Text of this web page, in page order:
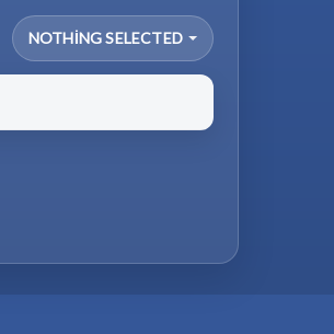
NOTHING SELECTED